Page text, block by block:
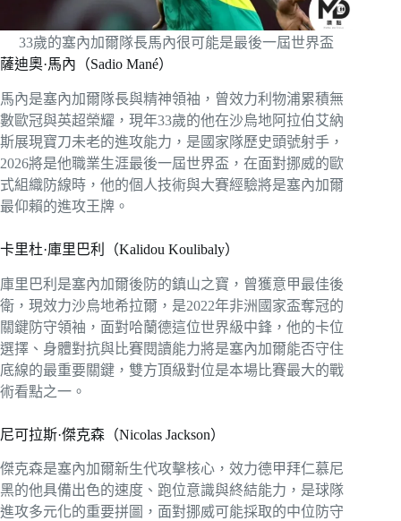
33歲的塞內加爾隊長馬內很可能是最後一屆世界盃
薩迪奧·馬內（Sadio Mané）
馬內是塞內加爾隊長與精神領袖，曾效力利物浦累積無
數歐冠與英超榮耀，現年33歲的他在沙烏地阿拉伯艾納
斯展現寶刀未老的進攻能力，是國家隊歷史頭號射手，
2026將是他職業生涯最後一屆世界盃，在面對挪威的歐
式組織防線時，他的個人技術與大賽經驗將是塞內加爾
最仰賴的進攻王牌。
卡里杜·庫里巴利（Kalidou Koulibaly）
庫里巴利是塞內加爾後防的鎮山之寶，曾獲意甲最佳後
衛，現效力沙烏地希拉爾，是2022年非洲國家盃奪冠的
關鍵防守領袖，面對哈蘭德這位世界級中鋒，他的卡位
選擇、身體對抗與比賽閱讀能力將是塞內加爾能否守住
底線的最重要關鍵，雙方頂級對位是本場比賽最大的戰
術看點之一。
尼可拉斯·傑克森（Nicolas Jackson）
傑克森是塞內加爾新生代攻擊核心，效力德甲拜仁慕尼
黑的他具備出色的速度、跑位意識與終結能力，是球隊
進攻多元化的重要拼圖，面對挪威可能採取的中位防守